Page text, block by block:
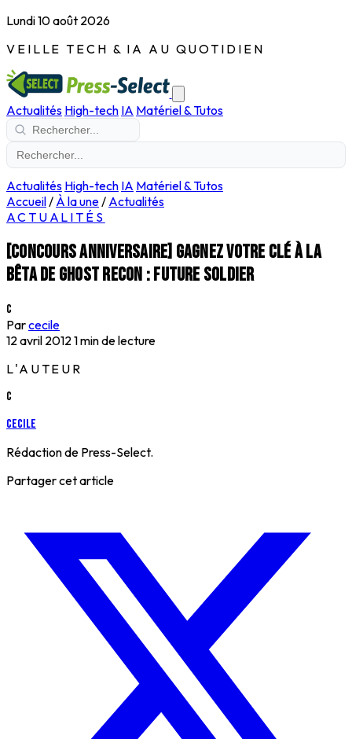
Lundi 10 août 2026
VEILLE TECH & IA AU QUOTIDIEN
Actualités High-tech IA Matériel & Tutos
Actualités High-tech IA Matériel & Tutos
Accueil/ À la une/ Actualités
ACTUALITÉS
[Concours anniversaire] Gagnez votre clé à la
bêta de Ghost Recon : Future Soldier
C
Parcecile
12 avril 2012 1 min de lecture
L'AUTEUR
C
cecile
Rédaction de Press-Select.
Partager cet article